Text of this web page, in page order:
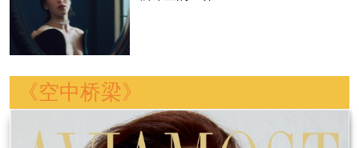
《空中桥梁》